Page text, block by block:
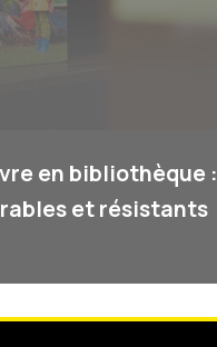
en bibliothèque :
et résistants